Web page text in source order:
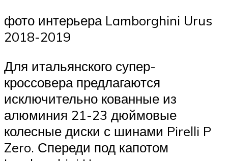
фото интерьера Lamborghini Urus
2018-2019
Для итальянского супер-
кроссовера предлагаются
исключительно кованные из
алюминия 21-23 дюймовые
колесные диски с шинами Pirelli P
Zero. Спереди под капотом